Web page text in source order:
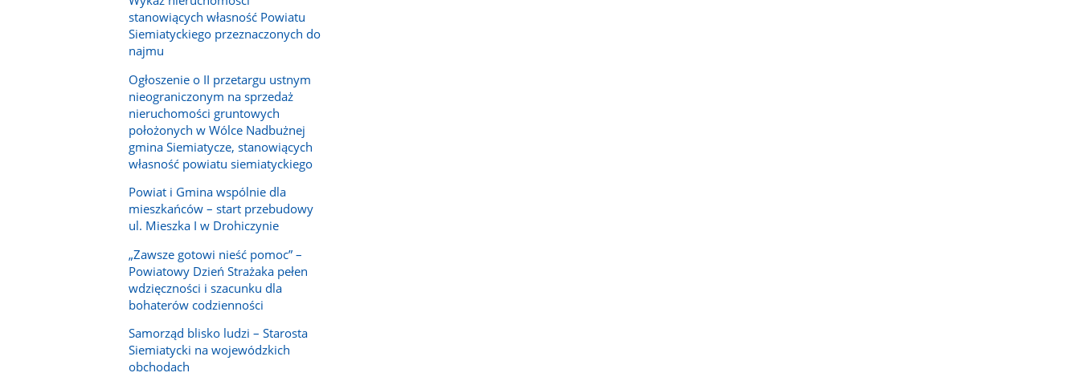
stanowiących własność Powiatu
Siemiatyckiego przeznaczonych do
najmu
Ogłoszenie o II przetargu ustnym
nieograniczonym na sprzedaż
nieruchomości gruntowych
położonych w Wólce Nadbużnej
gmina Siemiatycze, stanowiących
własność powiatu siemiatyckiego
Powiat i Gmina wspólnie dla
mieszkańców – start przebudowy
ul. Mieszka I w Drohiczynie
„Zawsze gotowi nieść pomoc” –
Powiatowy Dzień Strażaka pełen
wdzięczności i szacunku dla
bohaterów codzienności
Samorząd blisko ludzi – Starosta
Siemiatycki na wojewódzkich
obchodach